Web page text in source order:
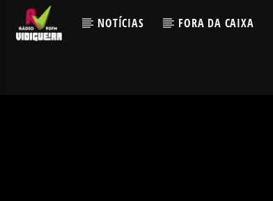
NOTÍCIAS FORA DA CAIXA